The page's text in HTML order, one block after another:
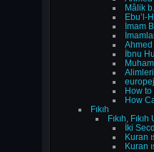
Mâlik
Ebu’l-
İmam
İbnu
How
How
Fıkıh
Fıkıh,
İki
Kuran
Kuran